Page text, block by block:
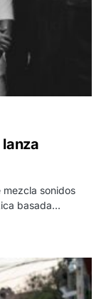
mezcla sonidos
basada…